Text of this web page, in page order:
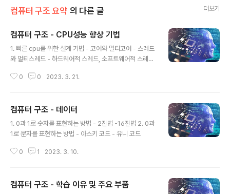
컴퓨터 구조 요약 의 다른 글 더보기
컴퓨터 구조 - CPU성능 향상 기법
1. 빠른 cpu를 위한 설계 기법 - 코어와 멀티코어 - 스레드
와 멀티스레드 - 하드웨어적 스레드, 소프트웨어적 스레드
집합구조 - CISC - RISC
0 0 2023. 3. 21.
컴퓨터 구조 - 데이터
1. 0과 1로 숫자를 표현하는 방법 - 2진법 -16진법 2. 0과
1로 문자를 표현하는 방법 - 아스키 코드 - 유니 코드
0 1 2023. 3. 10.
컴퓨터 구조 - 학습 이유 및 주요 부품